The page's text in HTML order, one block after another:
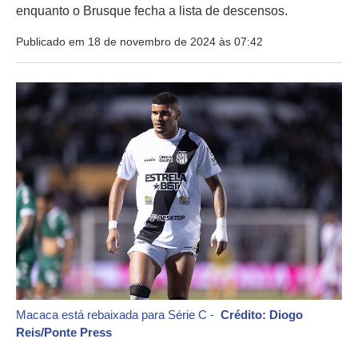
enquanto o Brusque fecha a lista de descensos.
Publicado em 18 de novembro de 2024 às 07:42
Macaca está rebaixada para Série C - Crédito: Diogo
Reis/Ponte Press